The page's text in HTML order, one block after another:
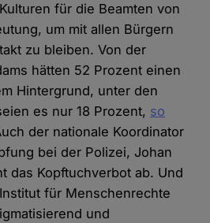
für die Beamten von
um mit allen Bürgern
zu bleiben. Von der
hätten 52 Prozent einen
Hintergrund, unter den
es nur 18 Prozent, so
der nationale Koordinator
bei der Polizei, Johan
das Kopftuchverbot ab. Und
für Menschenrechte
und